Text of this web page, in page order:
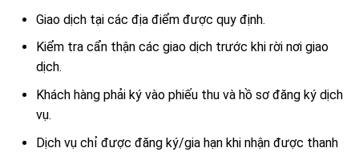
Giao dịch tại các địa điểm được quy định.
Kiểm tra cẩn thận các giao dịch trước khi rời nơi giao
dịch.
Khách hàng phải ký vào phiếu thu và hồ sơ đăng ký dịch
vụ.
Dịch vụ chỉ được đăng ký/gia hạn khi nhận được thanh